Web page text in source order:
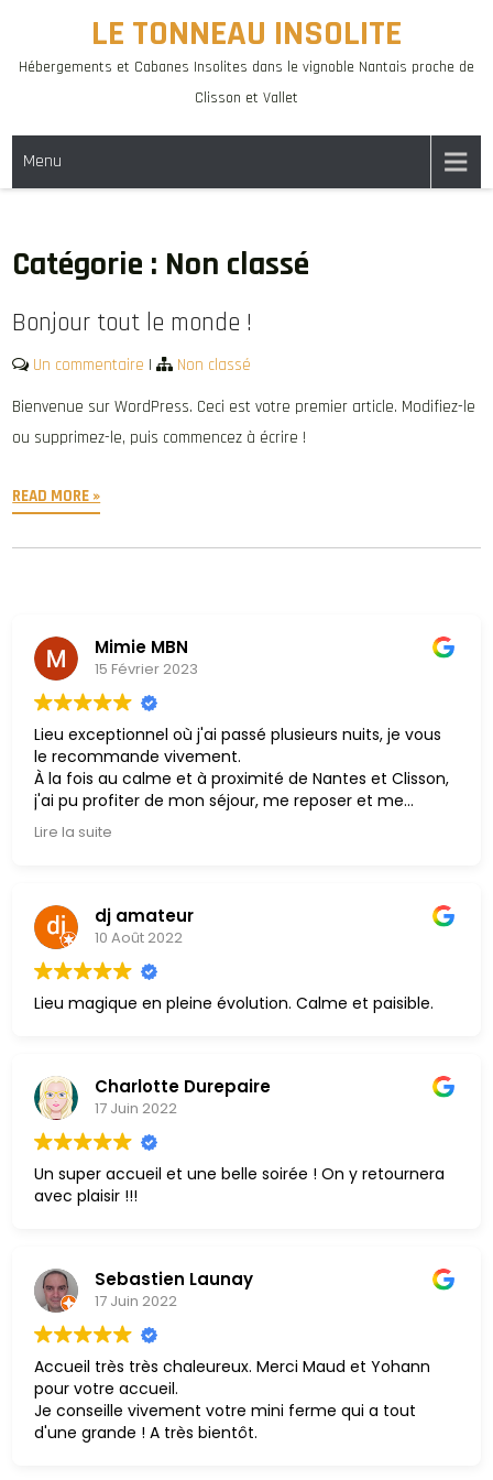
content
LE TONNEAU INSOLITE
Hébergements et Cabanes Insolites dans le vignoble Nantais proche de
Clisson et Vallet
Menu
Catégorie : Non classé
Bonjour tout le monde !
Un commentaire |
Non classé
Bienvenue sur WordPress. Ceci est votre premier article. Modifiez-le
ou supprimez-le, puis commencez à écrire !
READ MORE »
Mimie MBN
15 Février 2023
Lieu exceptionnel où j'ai passé plusieurs nuits, je vous
le recommande vivement.
À la fois au calme et à proximité de Nantes et Clisson,
j'ai pu profiter de mon séjour, me reposer et me
ressourcer.
L'accueil de Maud & Yohann est formidable, des hôtes
absolument adorables, leur discrétion, leur
bienveillance et leur gentillesse m'ont donné l'envie de
revenir très prochainement.
Je vous recommande cet endroit à 200%
Lire la suite
dj amateur
10 Août 2022
Lieu magique en pleine évolution. Calme et paisible.
Charlotte Durepaire
17 Juin 2022
Un super accueil et une belle soirée ! On y retournera
avec plaisir !!!
Sebastien Launay
17 Juin 2022
Accueil très très chaleureux. Merci Maud et Yohann
pour votre accueil.
Je conseille vivement votre mini ferme qui a tout
d'une grande ! A très bientôt.